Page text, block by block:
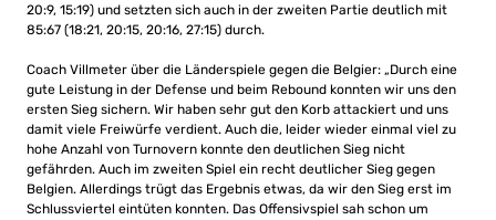
20:9, 15:19) und setzten sich auch in der zweiten Partie deutlich mit
85:67 (18:21, 20:15, 20:16, 27:15) durch.
Coach Villmeter über die Länderspiele gegen die Belgier: „Durch eine
gute Leistung in der Defense und beim Rebound konnten wir uns den
ersten Sieg sichern. Wir haben sehr gut den Korb attackiert und uns
damit viele Freiwürfe verdient. Auch die, leider wieder einmal viel zu
hohe Anzahl von Turnovern konnte den deutlichen Sieg nicht
gefährden. Auch im zweiten Spiel ein recht deutlicher Sieg gegen
Belgien. Allerdings trügt das Ergebnis etwas, da wir den Sieg erst im
Schlussviertel eintüten konnten. Das Offensivspiel sah schon um